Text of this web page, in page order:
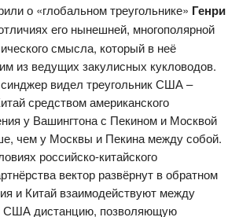
о «глобальном треугольнике» Генри
его нынешней, многополярной
смысла, который в неё
из ведущих закулисных кукловодов.
видел треугольник США –
средством американского
у Вашингтона с Пекином и Москвой
чем у Москвы и Пекина между собой.
российско-китайского
вектор развёрнут в обратном
и Китай взаимодействуют между
США дистанцию, позволяющую